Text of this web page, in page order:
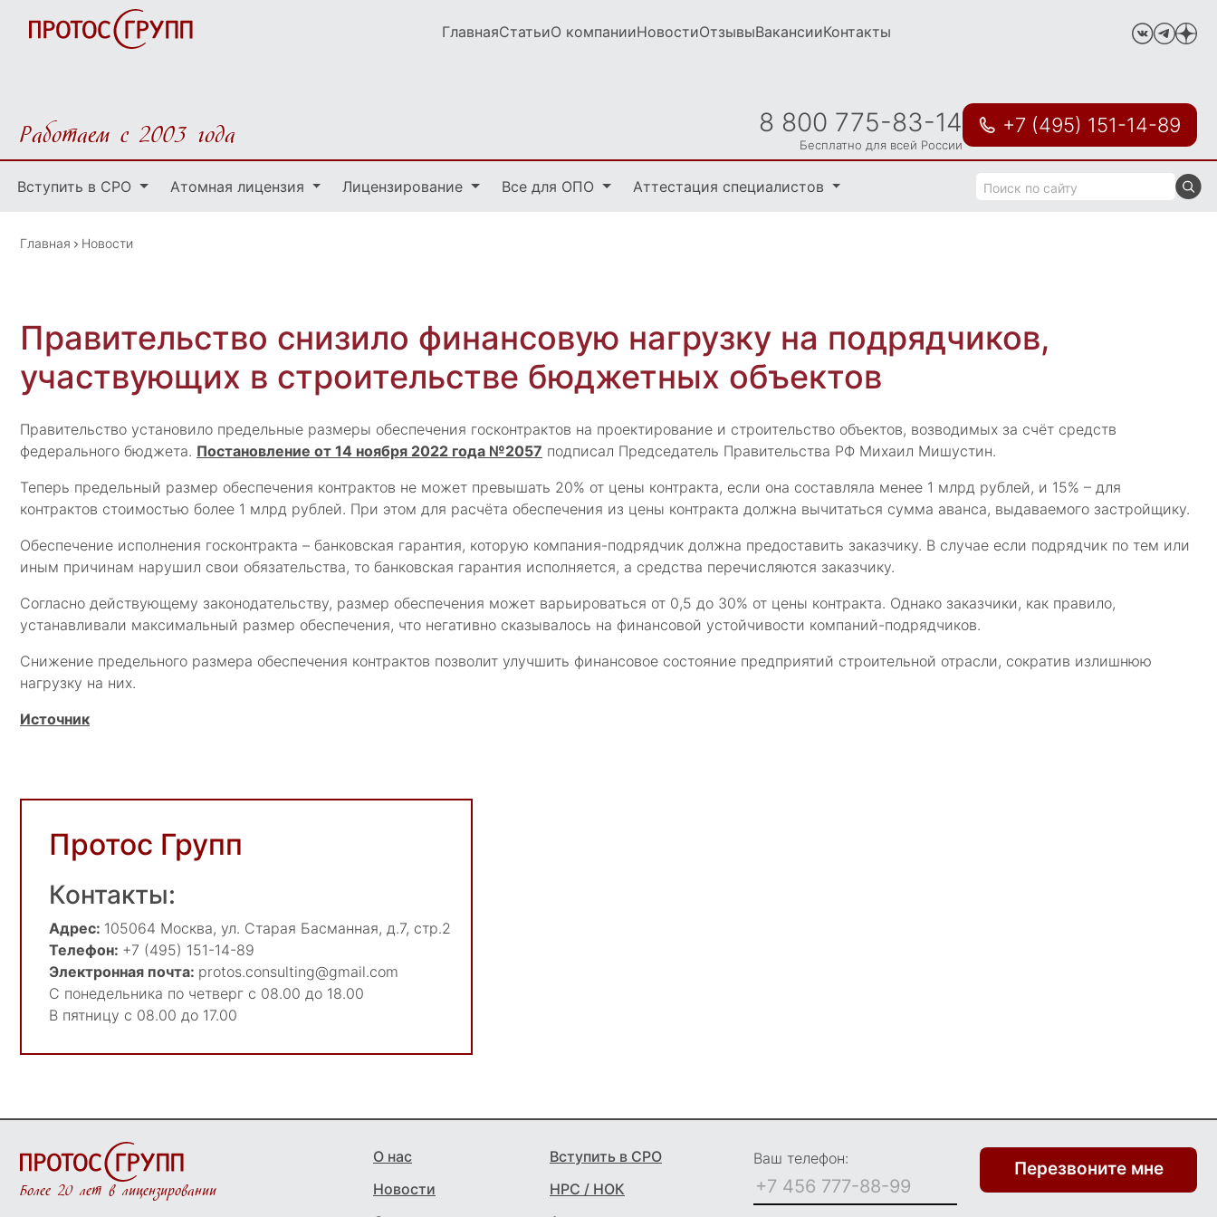
ГлавнаяСтатьиО компанииНовостиОтзывыВакансииКонтакты
Работаем с 2003 года 8 800 775-83-14
Бесплатно для всей России
+7 (495) 151-14-89
Вступить в СРО Атомная лицензия Лицензирование Все для ОПО Аттестация специалистов
Главная Новости
Правительство снизило финансовую нагрузку на подрядчиков,
участвующих в строительстве бюджетных объектов
Правительство установило предельные размеры обеспечения госконтрактов на проектирование и строительство объектов, возводимых за счёт средств
федерального бюджета. Постановление от 14 ноября 2022 года №2057 подписал Председатель Правительства РФ Михаил Мишустин.
Теперь предельный размер обеспечения контрактов не может превышать 20% от цены контракта, если она составляла менее 1 млрд рублей, и 15% – для
контрактов стоимостью более 1 млрд рублей. При этом для расчёта обеспечения из цены контракта должна вычитаться сумма аванса, выдаваемого застройщику.
Обеспечение исполнения госконтракта – банковская гарантия, которую компания-подрядчик должна предоставить заказчику. В случае если подрядчик по тем или
иным причинам нарушил свои обязательства, то банковская гарантия исполняется, а средства перечисляются заказчику.
Согласно действующему законодательству, размер обеспечения может варьироваться от 0,5 до 30% от цены контракта. Однако заказчики, как правило,
устанавливали максимальный размер обеспечения, что негативно сказывалось на финансовой устойчивости компаний-подрядчиков.
Снижение предельного размера обеспечения контрактов позволит улучшить финансовое состояние предприятий строительной отрасли, сократив излишнюю
нагрузку на них.
Источник
Протос Групп
Контакты:
Адрес: 105064 Москва, ул. Старая Басманная, д.7, стр.2
Телефон: +7 (495) 151-14-89
Электронная почта: protos.consulting@gmail.com
С понедельника по четверг с 08.00 до 18.00
В пятницу с 08.00 до 17.00
Более 20 лет в лицензировании
О нас
Новости
Вступить в СРО
НРС / НОК
Ваш телефон: Перезвоните мне